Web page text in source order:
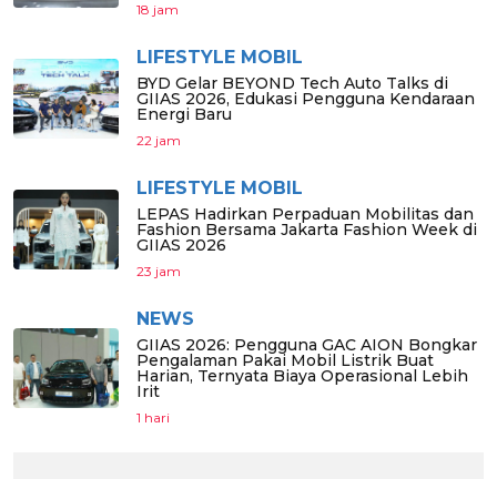
18 jam
LIFESTYLE MOBIL
BYD Gelar BEYOND Tech Auto Talks di
GIIAS 2026, Edukasi Pengguna Kendaraan
Energi Baru
22 jam
LIFESTYLE MOBIL
LEPAS Hadirkan Perpaduan Mobilitas dan
Fashion Bersama Jakarta Fashion Week di
GIIAS 2026
23 jam
NEWS
GIIAS 2026: Pengguna GAC AION Bongkar
Pengalaman Pakai Mobil Listrik Buat
Harian, Ternyata Biaya Operasional Lebih
Irit
1 hari